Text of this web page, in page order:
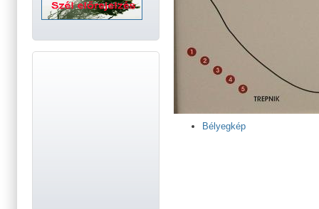
Bélyegkép